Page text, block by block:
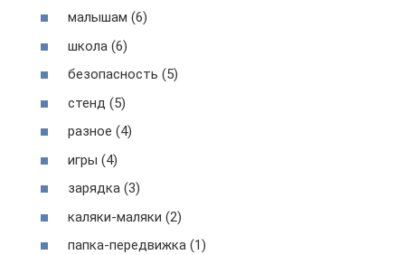
малышам (6)
школа (6)
безопасность (5)
стенд (5)
разное (4)
игры (4)
зарядка (3)
каляки-маляки (2)
папка-передвижка (1)